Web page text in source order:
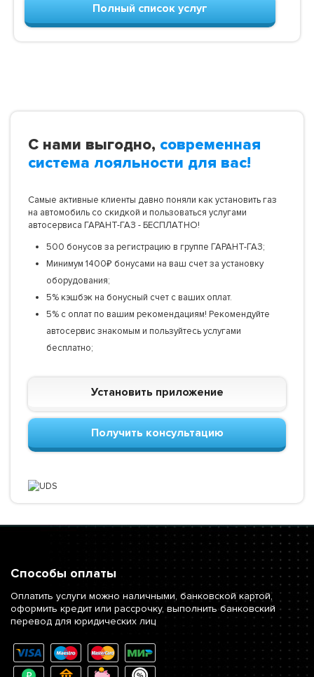
Полный список услуг
С нами выгодно, современная
система лояльности для вас!
Самые активные клиенты давно поняли как установить газ
на автомобиль со скидкой и пользоваться услугами
автосервиса ГАРАНТ-ГАЗ - БЕСПЛАТНО!
500 бонусов за регистрацию в группе ГАРАНТ-ГАЗ;
Минимум 1400₽ бонусами на ваш счет за установку
оборудования;
5% кэшбэк на бонусный счет с ваших оплат.
5% с оплат по вашим рекомендациям! Рекомендуйте
автосервис знакомым и пользуйтесь услугами
бесплатно;
Установить приложение
Получить консультацию
Способы оплаты
Оплатить услуги можно наличными, банковской картой,
оформить кредит или рассрочку, выполнить банковский
перевод для юридических лиц